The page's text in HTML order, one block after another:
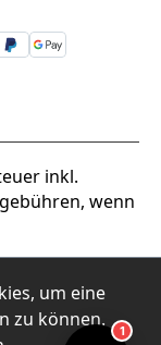
inkl.
wenn
um eine
zu können.
1